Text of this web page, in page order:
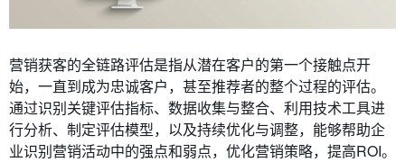
营销获客的全链路评估是指从潜在客户的第一个接触点开
始，一直到成为忠诚客户，甚至推荐者的整个过程的评估。
通过识别关键评估指标、数据收集与整合、利用技术工具进
行分析、制定评估模型，以及持续优化与调整，能够帮助企
业识别营销活动中的强点和弱点，优化营销策略，提高ROI。